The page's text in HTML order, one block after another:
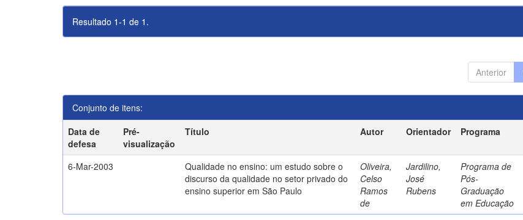
Resultado 1-1 de 1.
Anterior
Conjunto de itens:
Data de
defesa
Pré-
visualização
Título Autor Orientador Programa
6-Mar-2003
Qualidade no ensino: um estudo sobre o
discurso da qualidade no setor privado do
ensino superior em São Paulo
Oliveira,
Celso
Ramos
de
Jardilino,
José
Rubens
Programa de
Pós-
Graduação
em Educação